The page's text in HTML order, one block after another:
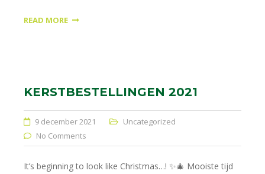
READ MORE
KERSTBESTELLINGEN 2021
9 december 2021
Uncategorized
No Comments
It’s beginning to look like Christmas…! ✨🎄 Mooiste tijd